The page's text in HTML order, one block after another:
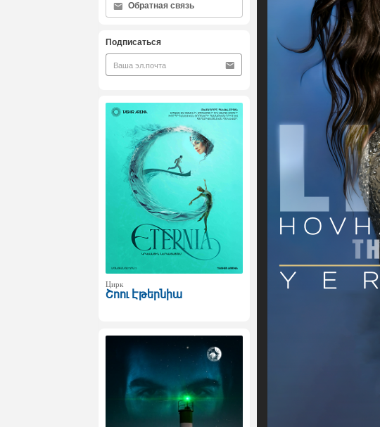
Обратная связь
Подписаться
Цирк
Շոու Էթերնիա